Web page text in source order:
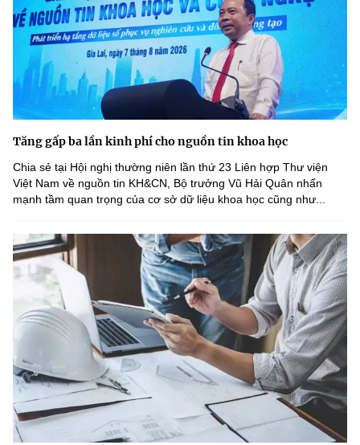
Tăng gấp ba lần kinh phí cho nguồn tin khoa học
Chia sẻ tại Hội nghị thường niên lần thứ 23 Liên hợp Thư viện
Việt Nam về nguồn tin KH&CN, Bộ trưởng Vũ Hải Quân nhấn
mạnh tầm quan trọng của cơ sở dữ liệu khoa học cũng như...